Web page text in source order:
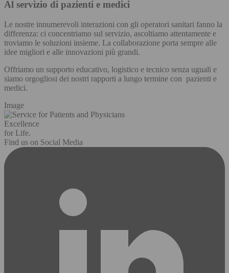
Al servizio di pazienti e medici
Le nostre innumerevoli interazioni con gli operatori sanitari fanno la
differenza: ci concentriamo sul servizio, ascoltiamo attentamente e
troviamo le soluzioni insieme. La collaborazione porta sempre alle
idee migliori e alle innovazioni più grandi.
Offriamo un supporto educativo, logistico e tecnico senza uguali e
siamo orgogliosi dei nostri rapporti a lungo termine con pazienti e
medici.
Image
Excellence
for Life.
Find us on Social Media